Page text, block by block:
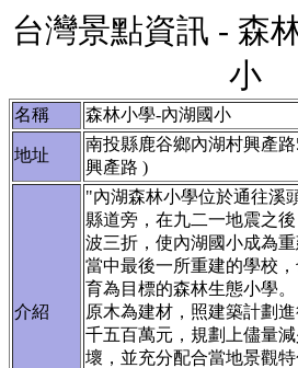
台灣景點資訊 - 森
小
名稱 森林小學-內湖國小
地址
南投縣鹿谷鄉內湖村興產
興產路 )
介紹
"內湖森林小學位於通往溪
縣道旁，在九二一地震之
波三折，使內湖國小成為
當中最後一所重建的學校
育為目標的森林生態小學
原木為建材，照建築計劃
千五百萬元，規劃上儘量
壞，並充分配合當地景觀